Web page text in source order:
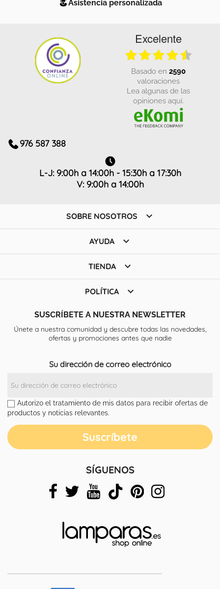
Excelente
basado en 2590
valoraciones
Lea algunas de las
opiniones aquí.
976 587 388
L-J: 9:00h a 14:00h - 15:30h a 17:30h
V: 9:00h a 14:00h
SOBRE NOSOTROS 
AYUDA 
TIENDA 
POLÍTICA 
SUSCRÍBETE A NUESTRA NEWSLETTER
Únete a nuestra comunidad y descubre todas las novedades,
ofertas y promociones antes que nadie
Su dirección de correo electrónico
Autorizo el tratamiento de mis datos para recibir ofertas de
productos y noticias relevantes.
SÍGUENOS